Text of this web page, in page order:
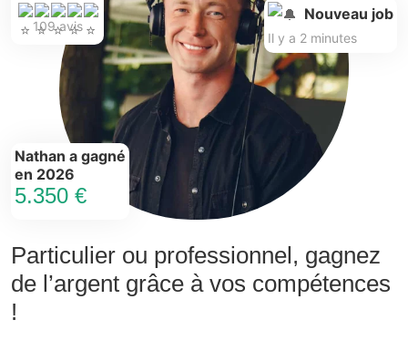
Particulier ou professionnel, gagnez
de l’argent grâce à vos compétences
!
109 avis
Nathan a gagné
en 2026
5.350 €
Nouveau job
Il y a 2 minutes